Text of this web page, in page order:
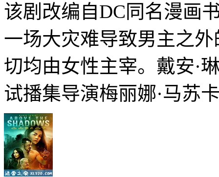
该剧改编自DC同名漫画
一场大灾难导致男主之
切均由女性主宰。戴安·
试播集导演梅丽娜·马苏